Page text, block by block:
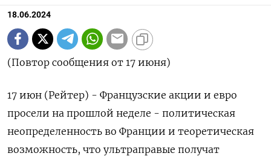
18.06.2024
(Повтор сообщения от 17 июня)
17 июн (Рейтер) - Французские акции и евро
просели на прошлой неделе - политическая
неопределенность во Франции и теоретическая
возможность, что ультраправые получат